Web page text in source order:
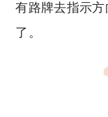
有路牌去指示
了。